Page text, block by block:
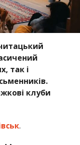
так і
клуби
.